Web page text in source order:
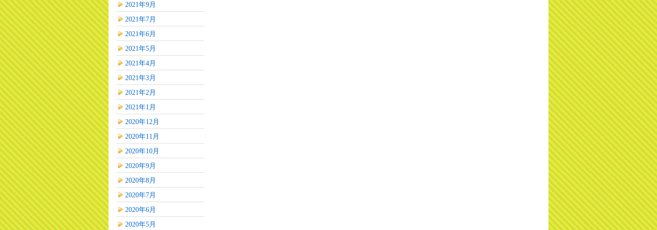
2021年9月
2021年7月
2021年6月
2021年5月
2021年4月
2021年3月
2021年2月
2021年1月
2020年12月
2020年11月
2020年10月
2020年9月
2020年8月
2020年7月
2020年6月
2020年5月